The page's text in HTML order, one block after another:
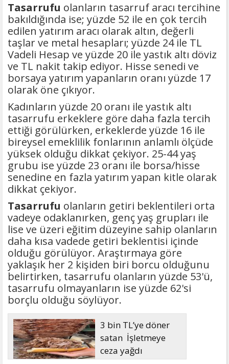
Tasarrufu olanların tasarruf aracı tercihine
bakıldığında ise; yüzde 52 ile en çok tercih
edilen yatırım aracı olarak altın, değerli
taşlar ve metal hesapları; yüzde 24 ile TL
Vadeli Hesap ve yüzde 20 ile yastık altı döviz
ve TL nakit takip ediyor. Hisse senedi ve
borsaya yatırım yapanların oranı yüzde 17
olarak öne çıkıyor.
Kadınların yüzde 20 oranı ile yastık altı
tasarrufu erkeklere göre daha fazla tercih
ettiği görülürken, erkeklerde yüzde 16 ile
bireysel emeklilik fonlarının anlamlı ölçüde
yüksek olduğu dikkat çekiyor. 25-44 yaş
grubu ise yüzde 23 oranı ile borsa/hisse
senedine en fazla yatırım yapan kitle olarak
dikkat çekiyor.
Tasarrufu olanların getiri beklentileri orta
vadeye odaklanırken, genç yaş grupları ile
lise ve üzeri eğitim düzeyine sahip olanların
daha kısa vadede getiri beklentisi içinde
olduğu görülüyor. Araştırmaya göre
yaklaşık her 2 kişiden biri borcu olduğunu
belirtirken, tasarrufu olanların yüzde 53'ü,
tasarrufu olmayanların ise yüzde 62'si
borçlu olduğu söylüyor.
3 bin TL’ye döner
satan İşletmeye
ceza yağdı